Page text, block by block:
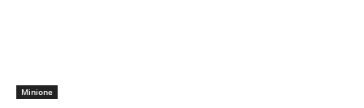
Minione